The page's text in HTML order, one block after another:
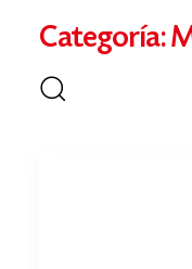
Categoría: